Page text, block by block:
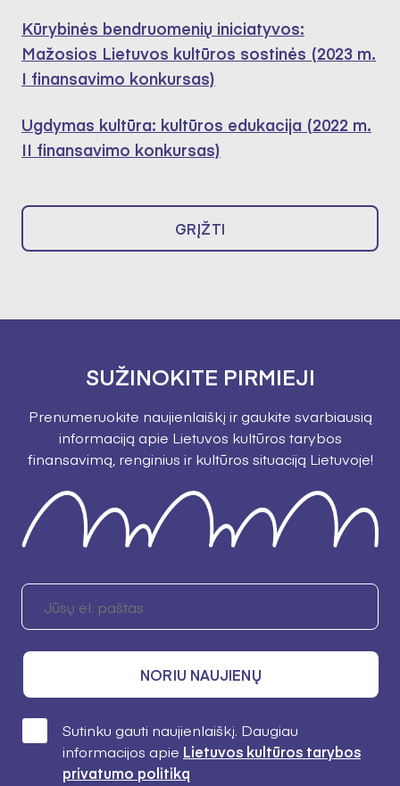
Kūrybinės bendruomenių iniciatyvos:
Mažosios Lietuvos kultūros sostinės (2023 m.
I finansavimo konkursas)
Ugdymas kultūra: kultūros edukacija (2022 m.
II finansavimo konkursas)
GRĮŽTI
SUŽINOKITE PIRMIEJI
Prenumeruokite naujienlaiškį ir gaukite svarbiausią
informaciją apie Lietuvos kultūros tarybos
finansavimą, renginius ir kultūros situaciją Lietuvoje!
NORIU NAUJIENŲ
Sutinku gauti naujienlaiškį. Daugiau
informacijos apie Lietuvos kultūros tarybos
privatumo politiką